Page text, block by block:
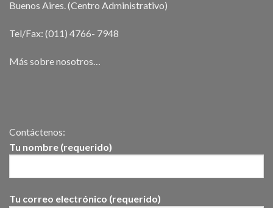
Buenos Aires. (Centro Administrativo)
Tel/Fax: (011) 4766- 7948
Más sobre nosotros…
Contáctenos:
Tu nombre (requerido)
Tu correo electrónico (requerido)